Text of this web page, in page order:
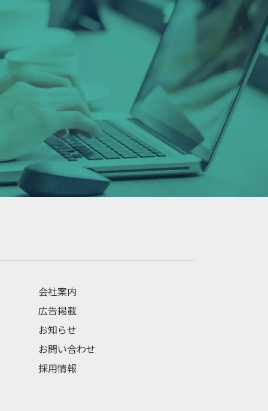
会社案内
広告掲載
お知らせ
お問い合わせ
採用情報